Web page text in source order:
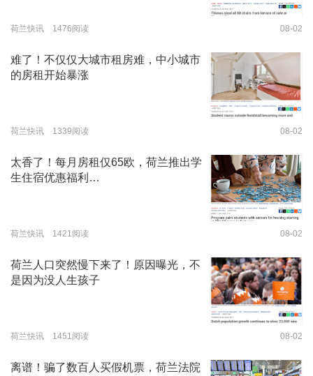
荷兰快讯 1476阅读 08-02
难了！不仅仅大城市租房难，中小城市
的房租开始暴涨
荷兰快讯 1339阅读 08-02
太香了！每月房租仅65欧，荷兰推出学
生住宿优惠福利…
荷兰快讯 1421阅读 08-02
荷兰人口突然慢下来了！原因曝光，不
是因为没人生孩子
荷兰快讯 1451阅读 08-02
离谱！骗了数百人买假机票，荷兰法院